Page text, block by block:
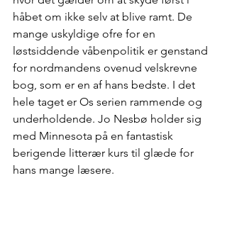
håbet om ikke selv at blive ramt. De
mange uskyldige ofre for en
løstsiddende våbenpolitik er genstand
for nordmandens ovenud velskrevne
bog, som er en af hans bedste. I det
hele taget er Os serien rammende og
underholdende. Jo Nesbø holder sig
med Minnesota på en fantastisk
berigende litterær kurs til glæde for
hans mange læsere.